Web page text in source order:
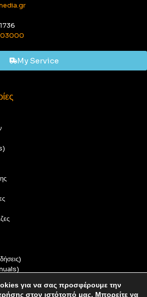
My Service
για να σας προσφέρουμε την
στον ιστότοπό μας. Μπορείτε να